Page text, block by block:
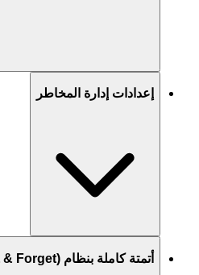
إعدادات إدارة المخاطر
أتمتة كاملة بنظام (Set & Forget)